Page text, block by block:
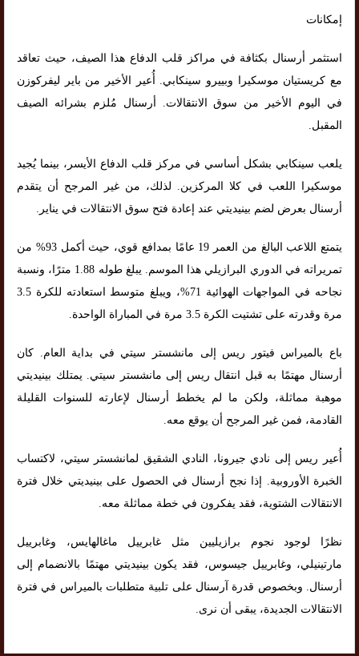
إمكانات
استثمر أرسنال بكثافة في مراكز قلب الدفاع هذا الصيف، حيث تعاقد
مع كريستيان موسكيرا وبييرو سينكابي. أُعير الأخير من باير ليفركوزن
في اليوم الأخير من سوق الانتقالات. أرسنال مُلزم بشرائه الصيف
المقبل.
يلعب سينكابي بشكل أساسي في مركز قلب الدفاع الأيسر، بينما يُجيد
موسكيرا اللعب في كلا المركزين. لذلك، من غير المرجح أن يتقدم
أرسنال بعرض لضم بينيديتي عند إعادة فتح سوق الانتقالات في يناير.
يتمتع اللاعب البالغ من العمر 19 عامًا بمدافع قوي، حيث أكمل 93% من
تمريراته في الدوري البرازيلي هذا الموسم. يبلغ طوله 1.88 مترًا، ونسبة
نجاحه في المواجهات الهوائية 71%، ويبلغ متوسط ​​​​استعادته للكرة 3.5
مرة وقدرته على تشتيت الكرة 3.5 مرة في المباراة الواحدة.
باع بالميراس فيتور ريس إلى مانشستر سيتي في بداية العام. كان
أرسنال مهتمًا به قبل انتقال ريس إلى مانشستر سيتي. يمتلك بينيديتي
موهبة مماثلة، ولكن ما لم يخطط أرسنال لإعارته للسنوات القليلة
القادمة، فمن غير المرجح أن يوقع معه.
أُعير ريس إلى نادي جيرونا، النادي الشقيق لمانشستر سيتي، لاكتساب
الخبرة الأوروبية. إذا نجح أرسنال في الحصول على بينيديتي خلال فترة
الانتقالات الشتوية، فقد يفكرون في خطة مماثلة معه.
نظرًا لوجود نجوم برازيليين مثل غابرييل ماغالهايس، وغابرييل
مارتينيلي، وغابرييل جيسوس، فقد يكون بينيديتي مهتمًا بالانضمام إلى
أرسنال. وبخصوص قدرة آرسنال على تلبية متطلبات بالميراس في فترة
الانتقالات الجديدة، يبقى أن نرى.